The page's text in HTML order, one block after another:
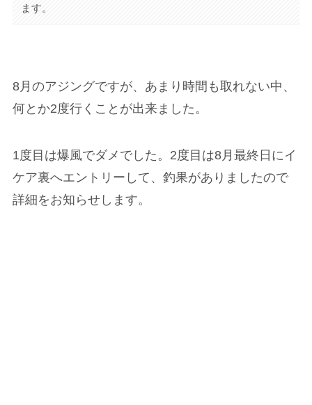
ます。
8月のアジングですが、あまり時間も取れない中、
何とか2度行くことが出来ました。
1度目は爆風でダメでした。2度目は8月最終日にイ
ケア裏へエントリーして、釣果がありましたので
詳細をお知らせします。